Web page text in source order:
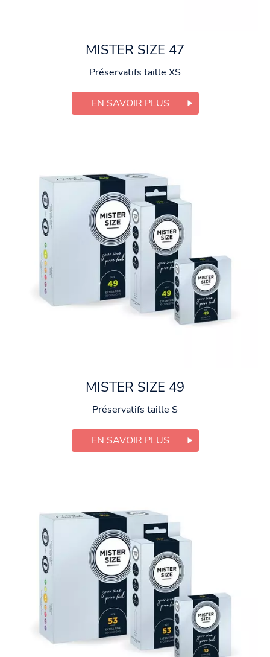
MISTER SIZE 47
Préservatifs taille XS
EN SAVOIR PLUS
MISTER SIZE 49
Préservatifs taille S
EN SAVOIR PLUS